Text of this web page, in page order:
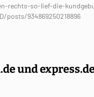
rechts-so-lief-die-
934869250218896
und